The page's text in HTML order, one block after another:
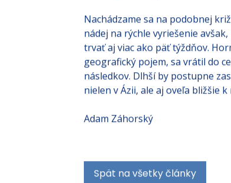
Nachádzame sa na podobnej
nádej na rýchle vyriešenie
trvať aj viac ako päť týždňov.
geografický pojem, sa vrátil do
následkov. Dlhší by postupne
nielen v Ázii, ale aj oveľa bližšie k
Adam Záhorský
Spät na všetky články